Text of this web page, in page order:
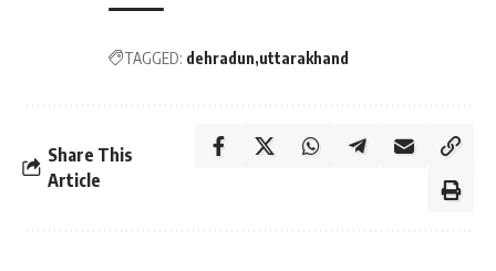
TAGGED: dehradun uttarakhand
Share This
Article